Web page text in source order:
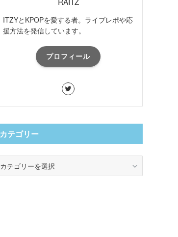
ITZYとKPOPを愛する者。ライブレポや応
援方法を発信しています。
プロフィール
カテゴリー